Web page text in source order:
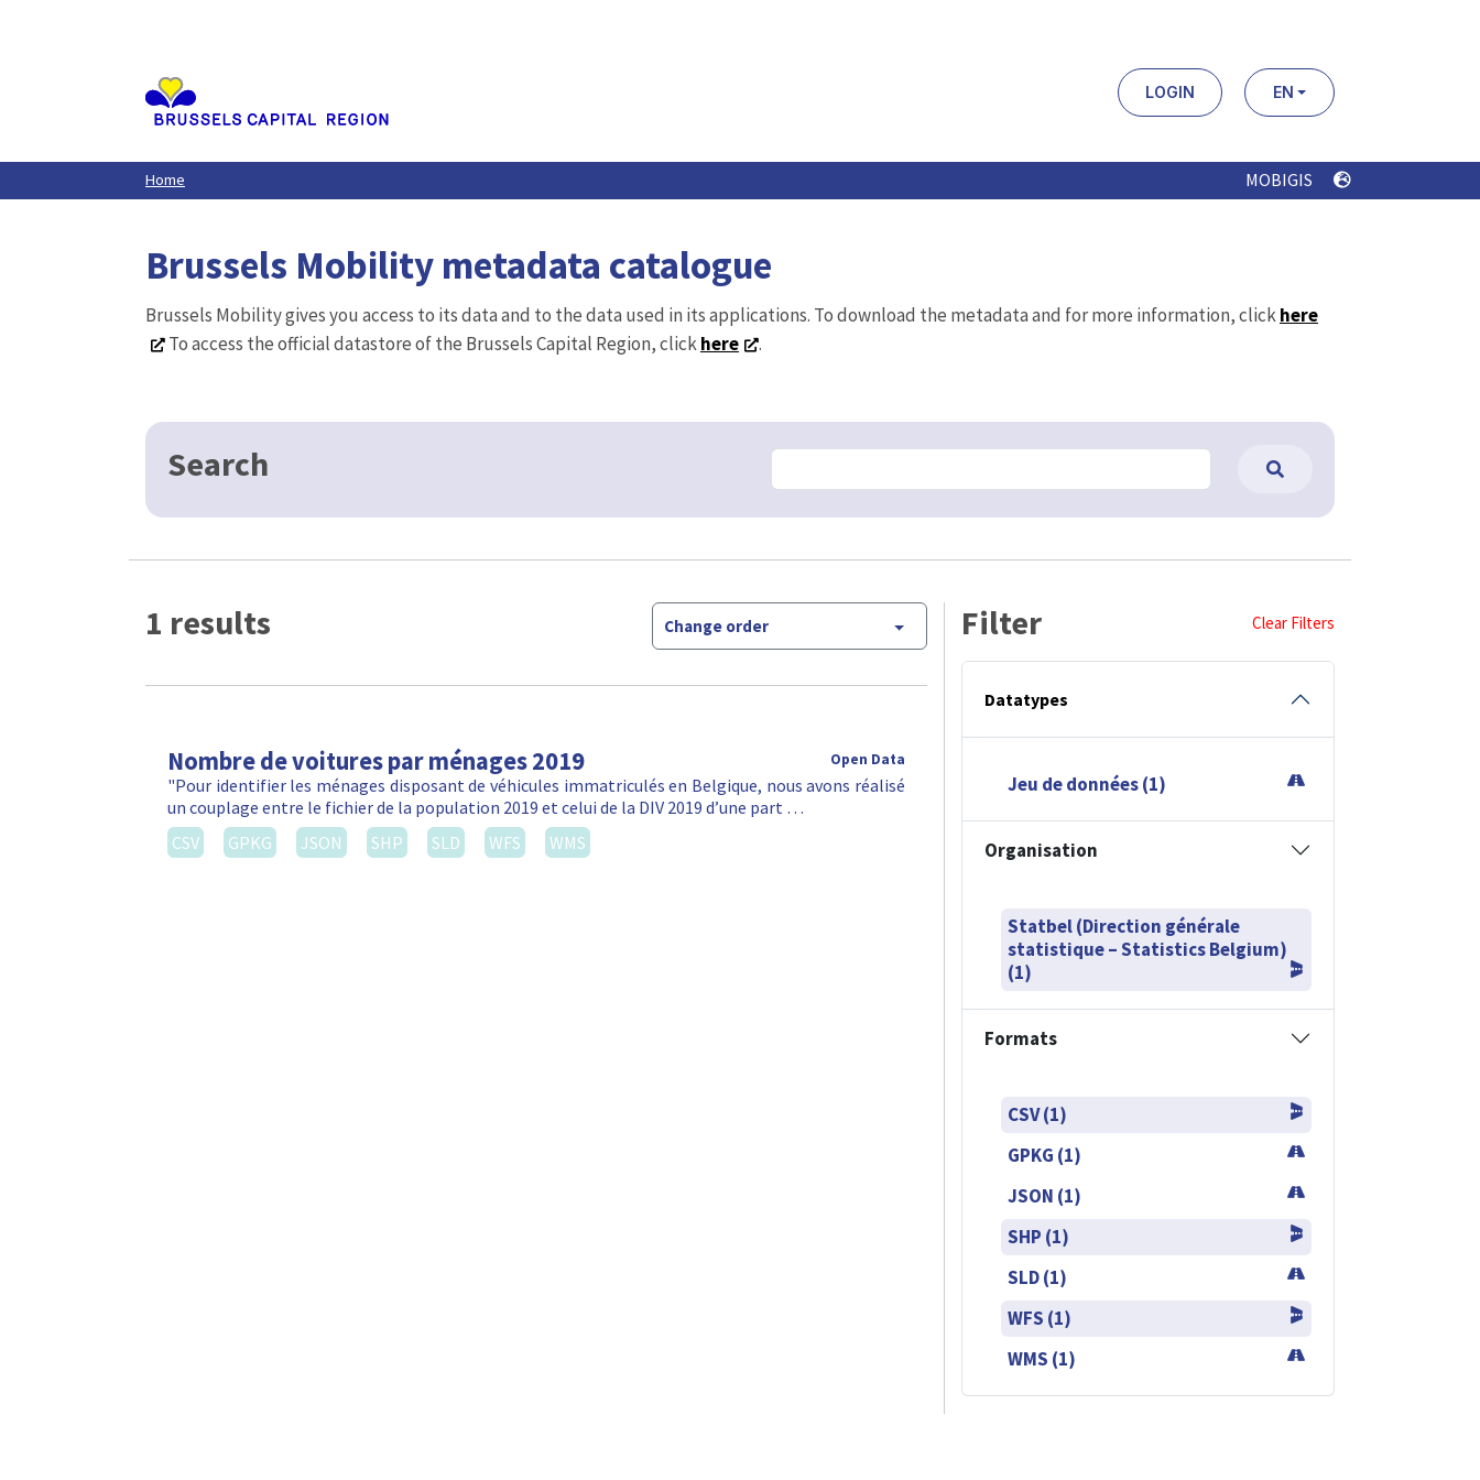
LOGIN EN
Home MOBIGIS
Brussels Mobility metadata catalogue
Brussels Mobility gives you access to its data and to the data used in its applications. To download the metadata and for more information, clickhere
To access the official datastore of the Brussels Capital Region, clickhere .
Search
1 results Change order
Nombre de voitures par ménages 2019 Open Data
"Pour identifier les ménages disposant de véhicules immatriculés en Belgique, nous avons réalisé
un couplage entre le fichier de la population 2019 et celui de la DIV 2019 d’une part …
CSV
GPKG JSON SHP SLD WFS WMS
Filter Clear Filters
Datatypes
Jeu de données (1)
Organisation
Statbel (Direction générale
statistique – Statistics Belgium)
(1)
Formats
CSV (1)
GPKG (1)
JSON (1)
SHP (1)
SLD (1)
WFS (1)
WMS (1)